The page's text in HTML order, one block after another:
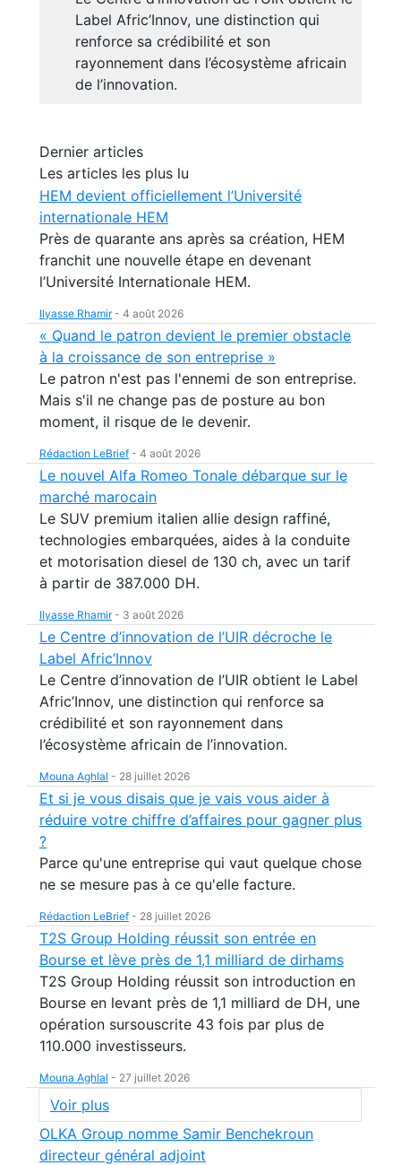
Label Afric’Innov, une distinction qui
renforce sa crédibilité et son
rayonnement dans l’écosystème africain
de l’innovation.
Dernier articles
Les articles les plus lu
HEM devient officiellement l’Université
internationale HEM
Près de quarante ans après sa création, HEM
franchit une nouvelle étape en devenant
l’Université Internationale HEM.
Ilyasse Rhamir- 4 août 2026
« Quand le patron devient le premier obstacle
à la croissance de son entreprise »
Le patron n'est pas l'ennemi de son entreprise.
Mais s'il ne change pas de posture au bon
moment, il risque de le devenir.
Rédaction LeBrief - 4 août 2026
Le nouvel Alfa Romeo Tonale débarque sur le
marché marocain
Le SUV premium italien allie design raffiné,
technologies embarquées, aides à la conduite
et motorisation diesel de 130 ch, avec un tarif
à partir de 387.000 DH.
Ilyasse Rhamir- 3 août 2026
Le Centre d’innovation de l’UIR décroche le
Label Afric’Innov
Le Centre d’innovation de l’UIR obtient le Label
Afric’Innov, une distinction qui renforce sa
crédibilité et son rayonnement dans
l’écosystème africain de l’innovation.
Mouna Aghlal - 28 juillet 2026
Et si je vous disais que je vais vous aider à
réduire votre chiffre d’affaires pour gagner plus
?
Parce qu'une entreprise qui vaut quelque chose
ne se mesure pas à ce qu'elle facture.
Rédaction LeBrief - 28 juillet 2026
T2S Group Holding réussit son entrée en
Bourse et lève près de 1,1 milliard de dirhams
T2S Group Holding réussit son introduction en
Bourse en levant près de 1,1 milliard de DH, une
opération sursouscrite 43 fois par plus de
110.000 investisseurs.
Mouna Aghlal - 27 juillet 2026
Voir plus
OLKA Group nomme Samir Benchekroun
directeur général adjoint